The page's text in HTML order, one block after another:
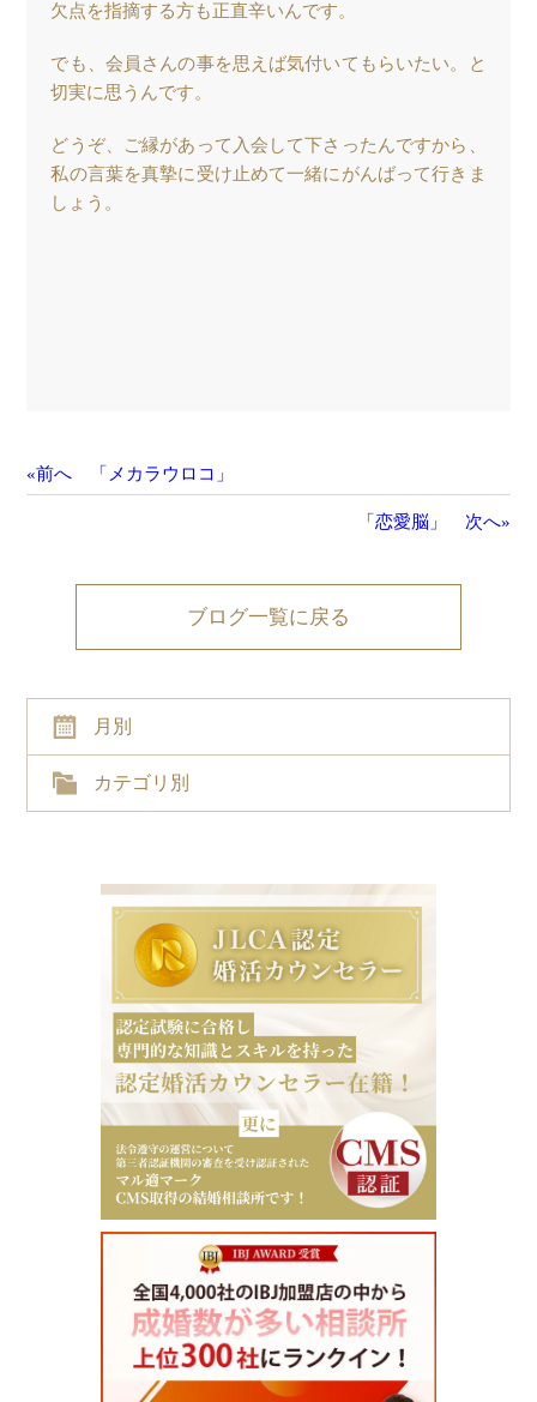
欠点を指摘する方も正直辛いんです。
でも、会員さんの事を思えば気付いてもらいたい。と
切実に思うんです。
どうぞ、ご縁があって入会して下さったんですから、
私の言葉を真摯に受け止めて一緒にがんばって行きま
しょう。
«前へ 「メカラウロコ」
「恋愛脳」 次へ»
ブログ一覧に戻る
月別
カテゴリ別